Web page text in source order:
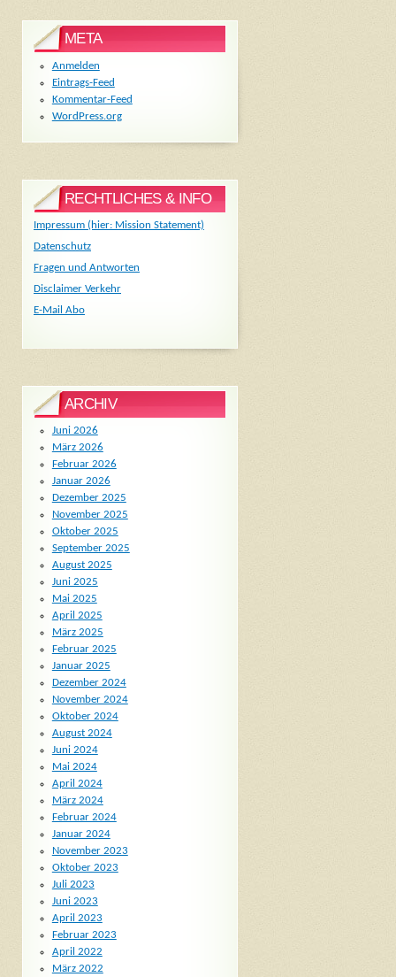
META
Anmelden
Eintrags-Feed
Kommentar-Feed
WordPress.org
RECHTLICHES & INFO
Impressum (hier: Mission Statement)
Datenschutz
Fragen und Antworten
Disclaimer Verkehr
E-Mail Abo
ARCHIV
Juni 2026
März 2026
Februar 2026
Januar 2026
Dezember 2025
November 2025
Oktober 2025
September 2025
August 2025
Juni 2025
Mai 2025
April 2025
März 2025
Februar 2025
Januar 2025
Dezember 2024
November 2024
Oktober 2024
August 2024
Juni 2024
Mai 2024
April 2024
März 2024
Februar 2024
Januar 2024
November 2023
Oktober 2023
Juli 2023
Juni 2023
April 2023
Februar 2023
April 2022
März 2022